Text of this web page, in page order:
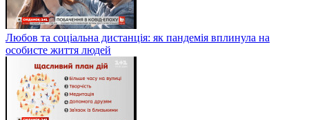
Любов та соціальна дистанція: як пандемія вплинула на
особисте життя людей